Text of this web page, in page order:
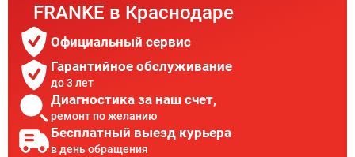
FRANKE в Краснодаре
Официальный сервис
Гарантийное обслуживание
до 3 лет
Диагностика за наш счет,
ремонт по желанию
Бесплатный выезд курьера
в день обращения